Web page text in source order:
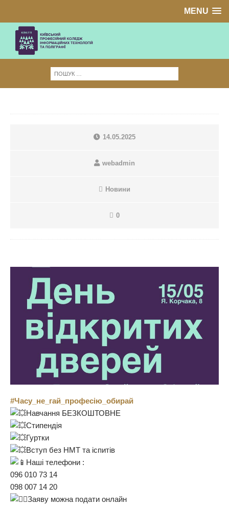
MENU
14.05.2025
webadmin
Новини
0
#Часу_не_гай_професію_обирай
Навчання БЕЗКОШТОВНЕ
Стипендія
Гуртки
Вступ без НМТ та іспитів
Наші телефони :
096 010 73 14
098 007 14 20
Заяву можна подати онлайн